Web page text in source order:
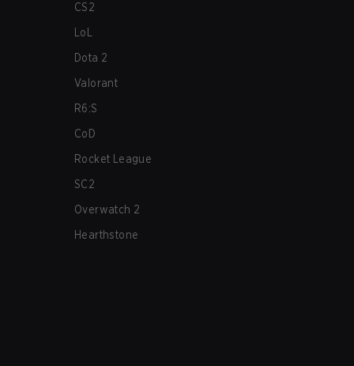
CS2
LoL
Dota 2
Valorant
R6:S
CoD
Rocket League
SC2
Overwatch 2
Hearthstone